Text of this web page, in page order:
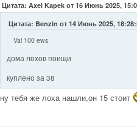
Цитата: Axel Kapek от 16 Июнь 2025,
Цитата: Benzin от 14 Июнь 2025,
Val 100 ews
дома лохов поищи
куплено за 38
ну тебя же лоха нашли,он 15 стоит